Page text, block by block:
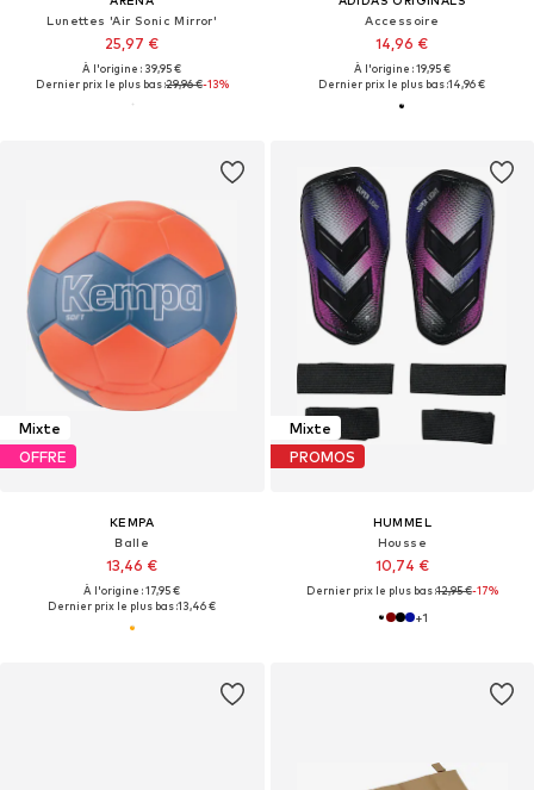
Lunettes 'Air Sonic Mirror'
25,97 €
À l'origine : 39,95 €
Dernier prix le plus bas :29,96 €-13%
Accessoire
14,96 €
À l'origine : 19,95 €
Dernier prix le plus bas :14,96 €
Mixte
OFFRE
KEMPA
Balle
13,46 €
À l'origine : 17,95 €
Dernier prix le plus bas :13,46 €
Mixte
PROMOS
HUMMEL
Housse
10,74 €
Dernier prix le plus bas :12,95 €-17%
+1